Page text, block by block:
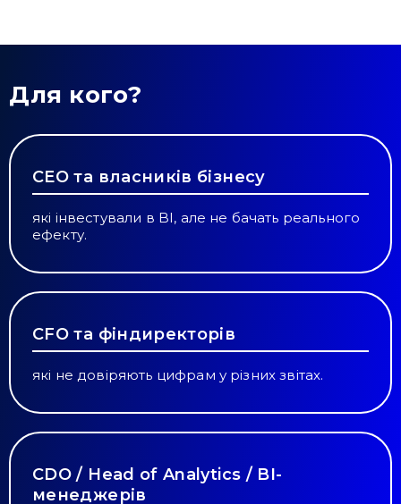
Для кого?
CEO та власників бізнесу
які інвестували в BI, але не бачать реального
ефекту.
CFO та фіндиректорів
які не довіряють цифрам у різних звітах.
CDO / Head of Analytics / BI-
менеджерів